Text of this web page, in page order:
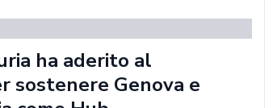
ha aderito al
sostenere Genova e